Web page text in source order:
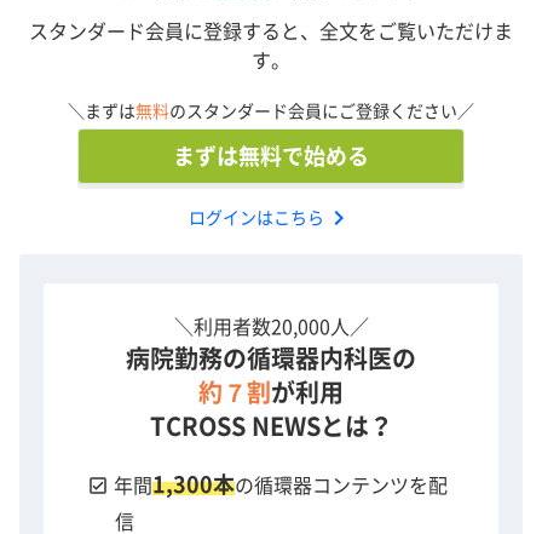
スタンダード会員に登録すると、全文をご覧いただけま
す。
＼まずは無料のスタンダード会員にご登録ください／
まずは無料で始める
ログインはこちら chevron_right
＼利用者数20,000人／
病院勤務の循環器内科医の
約７割 が利用
TCROSS NEWSとは？
check_box 年間1,300本の循環器コンテンツを配
信